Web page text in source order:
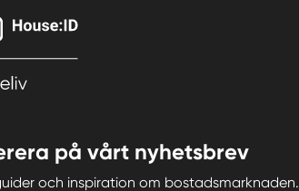
på vårt nyhetsbrev
och inspiration om bostadsmarknaden.